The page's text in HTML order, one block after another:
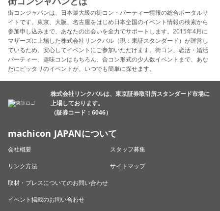
街コンジャパンは、日本最大級の街コン・パーティー情報の総合ポータルサ
イトです。東京、大阪、名古屋をはじめ日本全国のイベント情報の検索から
参加申し込みまで、あなたの出会いを全力でサポートします。2015年4月に
マザーズに上場した株式会社リンクバル（現：東証スタンダード）が運営し
ているため、安心してイベントにご参加いただけます。街コン、恋活・婚活
パーティー、趣味コンはもちろん、合コン形式の少人数イベントまで、あな
たにピッタリのイベントが、いつでも簡単に探せます。
株式会社リンクバルは、東京証券取引所スタンダード市場に
上場しております。
（証券コード：6046）
machicon JAPANについて
会社概要
スタッフ募集
リンク方法
サイトマップ
取材・プレスについてのお問い合わせ
イベント掲載のお問い合わせ